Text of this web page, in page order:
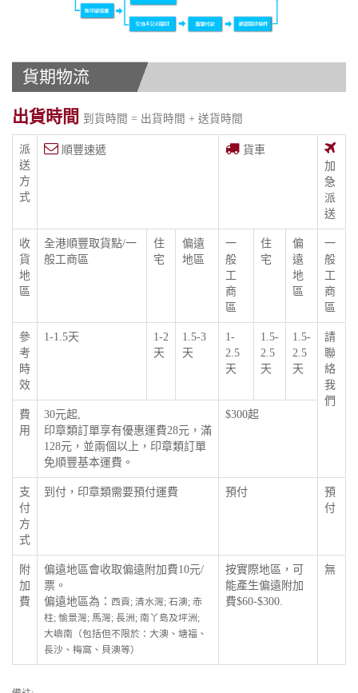
貨期物流
出貨時間 到貨時間 = 出貨時間 + 送貨時間
派
送
方
式
順豐速遞
貨車
加
急
派
送
收
貨
地
區
全港順豐取貨點/一
般工商區
住
宅
偏遠
地區
一
般
工
商
區
住
宅
偏
遠
地
區
一
般
工
商
區
參
考
時
效
1-1.5天
1-2
天
1.5-3
天
1-
2.5
天
1.5-
2.5
天
1.5-
2.5
天
請
聯
絡
我
們
費
用
30元起,
印章類訂單享有優惠運費28元，滿
128元，並兩個以上，印章類訂單
免順豐基本運費。
$300起
支
付
方
式
到付，印章類需要預付運費 預付
預
付
附
加
費
偏遠地區會收取偏遠附加費10元/
票。
偏遠地區為： 西貢; 清水灣; 石澳; 赤
柱; 愉景灣; 馬灣; 長洲; 南丫島及坪洲;
大嶼南（包括但不限於：大澳、塘福、
長沙、梅窩、貝澳等）
按實際地區，可
能產生偏遠附加
費$60-$300.
無